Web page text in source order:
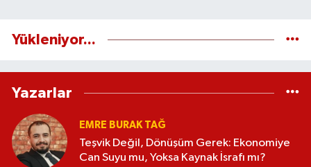
Yükleniyor...
Yazarlar
EMRE BURAK TAĞ
Teşvik Değil, Dönüşüm Gerek: Ekonomiye
Can Suyu mu, Yoksa Kaynak İsrafı mı?